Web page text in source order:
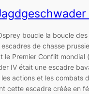
boucle la boucle
de chasse
le Premier Conflit mondial
IV était une escadre
actions et les combats
cette escadre créée en